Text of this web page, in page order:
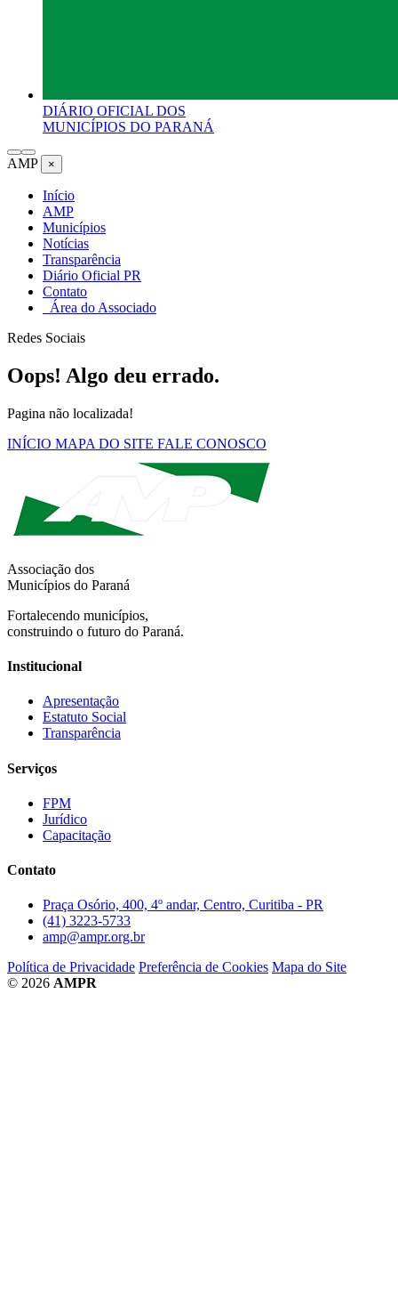
DIÁRIO OFICIAL DOS
MUNICÍPIOS DO PARANÁ
AMP ×
Início
AMP
Municípios
Notícias
Transparência
Diário Oficial PR
Contato
Área do Associado
Redes Sociais
Oops! Algo deu errado.
Pagina não localizada!
INÍCIO MAPA DO SITE FALE CONOSCO
Associação dos
Municípios do Paraná
Fortalecendo municípios,
construindo o futuro do Paraná.
Institucional
Apresentação
Estatuto Social
Transparência
Serviços
FPM
Jurídico
Capacitação
Contato
Praça Osório, 400, 4º andar, Centro, Curitiba - PR
(41) 3223-5733
amp@ampr.org.br
Política de Privacidade Preferência de Cookies Mapa do Site
© 2026 AMPR